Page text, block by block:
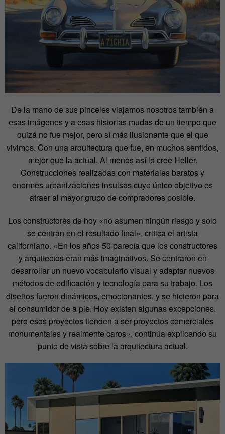
De la mano de sus pinceles viajamos nosotros también a
esas imágenes y a esas historias mudas de un tiempo que
quizá no fue mejor, pero sí más ilusionante que el que
vivimos. Con una arquitectura que fue, en muchos sentidos,
mejor que la actual. Al menos así lo cree Heller.
Construcciones realizadas con materiales baratos y
enormes urbanizaciones insulsas cuyo único objetivo es
atraer al mayor grupo de compradores posible.
Los constructores de hoy «no asumen ningún riesgo y solo
se centran en el resultado final», critica el artista
californiano. «En los años 50 parecía que los constructores
y arquitectos eran más imaginativos. Se centraron en
desarrollar un nuevo vocabulario visual y adaptar nuevos
métodos de edificación y tecnología para su trabajo. Los
diseños fueron dinámicos, emocionantes, y se hicieron para
el consumidor de a pie. Hoy existen algunas excepciones,
pero esos proyectos tienden a ser proyectos comerciales
monumentales y realmente caros», continúa explicando su
punto de vista sobre la arquitectura actual.